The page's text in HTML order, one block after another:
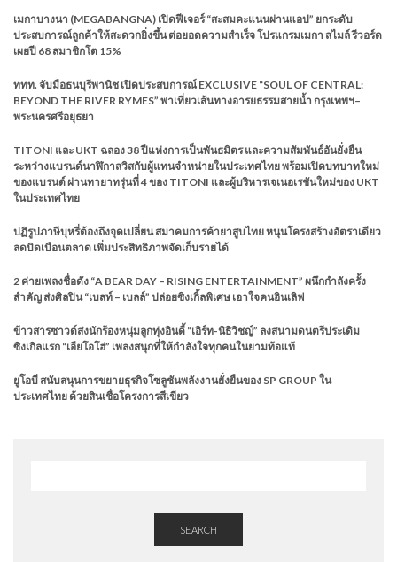
เมกาบางนา (MEGABANGNA) เปิดฟีเจอร์ “สะสมคะแนนผ่านแอป” ยกระดับ
ประสบการณ์ลูกค้าให้สะดวกยิ่งขึ้น ต่อยอดความสำเร็จ โปรแกรมเมกา สไมล์ รีวอร์ด
เผยปี 68 สมาชิกโต 15%
ททท. จับมือธนบุรีพานิช เปิดประสบการณ์ EXCLUSIVE “SOUL OF CENTRAL:
BEYOND THE RIVER RYMES” พาเที่ยวเส้นทางอารยธรรมสายน้ำ กรุงเทพฯ–
พระนครศรีอยุธยา
TITONI และ UKT ฉลอง 38 ปีแห่งการเป็นพันธมิตร และความสัมพันธ์อันยั่งยืน
ระหว่างแบรนด์นาฬิกาสวิสกับผู้แทนจำหน่ายในประเทศไทย พร้อมเปิดบทบาทใหม่
ของแบรนด์ ผ่านทายาทรุ่นที่ 4 ของ TITONI และผู้บริหารเจเนอเรชันใหม่ของ UKT
ในประเทศไทย
ปฏิรูปภาษีบุหรี่ต้องถึงจุดเปลี่ยน สมาคมการค้ายาสูบไทย หนุนโครงสร้างอัตราเดียว
ลดบิดเบือนตลาด เพิ่มประสิทธิภาพจัดเก็บรายได้
2 ค่ายเพลงชื่อดัง “A BEAR DAY – RISING ENTERTAINMENT” ผนึกกำลังครั้ง
สำคัญ ส่งศิลปิน “เบสท์ – เบลล์” ปล่อยซิงเกิ้ลพิเศษ เอาใจคนอินเลิฟ
ข้าวสารซาวด์ส่งนักร้องหนุ่มลูกทุ่งอินดี้ “เอิร์ท-นิธิวิชญ์” ลงสนามดนตรีประเดิม
ซิงเกิลแรก “เอียโอโฮ่” เพลงสนุกที่ให้กำลังใจทุกคนในยามท้อแท้
ยูโอบี สนับสนุนการขยายธุรกิจโซลูชันพลังงานยั่งยืนของ SP GROUP ใน
ประเทศไทย ด้วยสินเชื่อโครงการสีเขียว
SEARCH